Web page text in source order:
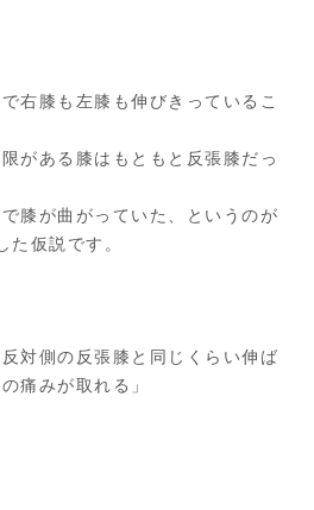
右膝も左膝も伸びきっているこ
がある膝はもともと反張膝だっ
膝が曲がっていた、というのが
た仮説です。
対側の反張膝と同じくらい伸ば
痛みが取れる」